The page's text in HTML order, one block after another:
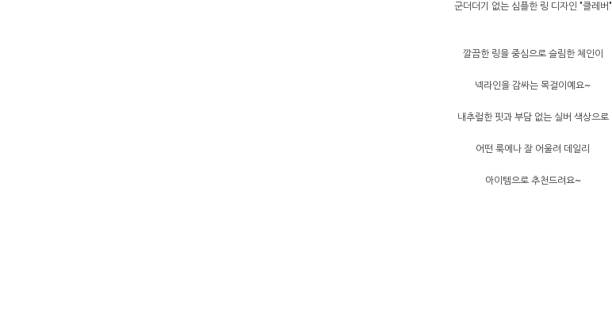
군더더기 없는 심플한 링 디자인 "클레버"
깔끔한 링을 중심으로 슬림한 체인이
넥라인을 감싸는 목걸이예요~
내추럴한 핏과 부담 없는 실버 색상으로
어떤 룩에나 잘 어울려 데일리
아이템으로 추천드려요~